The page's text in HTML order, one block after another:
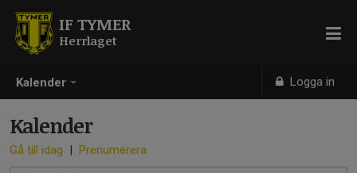
Kalender Logga in
IF TYMER
Herrlaget
Kalender
Gå till idag | Prenumerera